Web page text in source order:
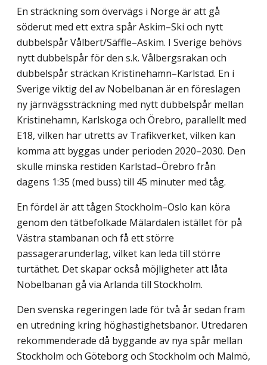
En sträckning som övervägs i Norge är att gå
söderut med ett extra spår Askim–Ski och nytt
dubbelspår Vålbert/Säffle–Askim. I Sverige behövs
nytt dubbelspår för den s.k. Vålbergsrakan och
dubbelspår sträckan Kristinehamn–Karlstad. En i
Sverige viktig del av Nobelbanan är en föreslagen
ny järnvägssträckning med nytt dubbelspår mellan
Kristinehamn, Karlskoga och Örebro, parallellt med
E18, vilken har utretts av Trafikverket, vilken kan
komma att byggas under perioden 2020–2030. Den
skulle minska restiden Karlstad–Örebro från
dagens 1:35 (med buss) till 45 minuter med tåg.
En fördel är att tågen Stockholm–Oslo kan köra
genom den tätbefolkade Mälardalen istället för på
Västra stambanan och få ett större
passagerarunderlag, vilket kan leda till större
turtäthet. Det skapar också möjligheter att låta
Nobelbanan gå via Arlanda till Stockholm.
Den svenska regeringen lade för två år sedan fram
en utredning kring höghastighetsbanor. Utredaren
rekommenderade då byggande av nya spår mellan
Stockholm och Göteborg och Stockholm och Malmö,